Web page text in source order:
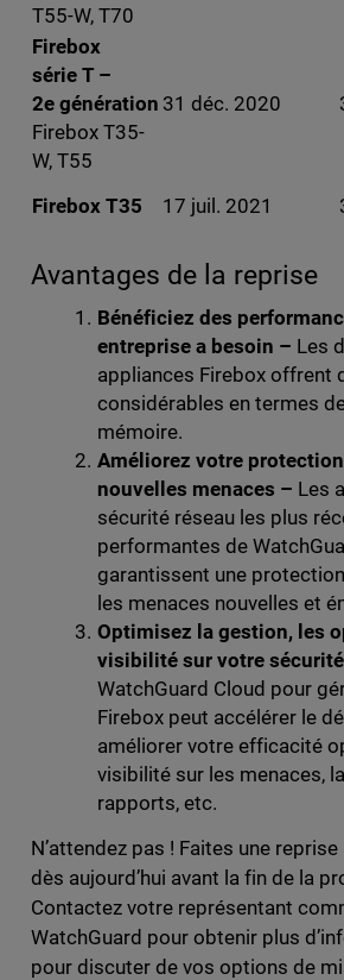
T55-W, T70
Firebox
série T –
2e génération
Firebox T35-
W, T55
31 déc. 2020
Firebox T35 17 juil. 2021
Avantages de la reprise
Bénéficiez des
entreprise a besoin – Les
appliances Firebox offrent
considérables en termes
mémoire.
Améliorez votre
nouvelles menaces – Les
sécurité réseau les plus
performantes de
garantissent une
les menaces nouvelles et
Optimisez la gestion, les
visibilité sur votre
WatchGuard Cloud pour
Firebox peut accélérer le
améliorer votre efficacité
visibilité sur les menaces,
rapports, etc.
N’attendez pas ! Faites une
dès aujourd’hui avant la fin de la
Contactez votre représentant
WatchGuard pour obtenir plus
pour discuter de vos options de